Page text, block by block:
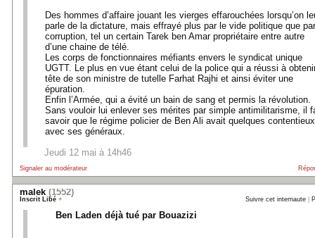
Des hommes d’affaire jouant les vierges effarouchées lorsqu’on
parle de la dictature, mais effrayé plus par le vide politique que
corruption, tel un certain Tarek ben Amar propriétaire entre autre
d’une chaine de télé.
Les corps de fonctionnaires méfiants envers le syndicat unique
UGTT. Le plus en vue étant celui de la police qui a réussi à
tête de son ministre de tutelle Farhat Rajhi et ainsi éviter une
épuration.
Enfin l’Armée, qui a évité un bain de sang et permis la révolution.
Sans vouloir lui enlever ses mérites par simple antimilitarisme, il
savoir que le régime policier de Ben Ali avait quelques contentieux
avec ses généraux.
Jeudi 12 mai à 14h46
Signaler au modérateur
malek (1552)
Inscrit Libé + Suivre cet internaute
Ben Laden déjà tué par Bouazizi